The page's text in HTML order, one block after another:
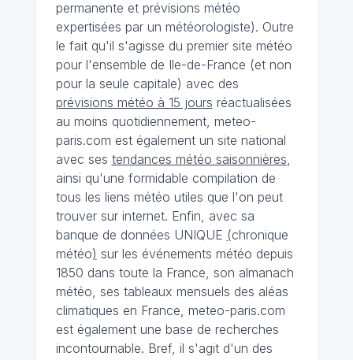
permanente et prévisions météo
expertisées par un météorologiste). Outre
le fait qu'il s'agisse du premier site météo
pour l'ensemble de Ile-de-France (et non
pour la seule capitale) avec des
prévisions météo à 15 jours réactualisées
au moins quotidiennement, meteo-
paris.com est également un site national
avec ses tendances météo saisonnières,
ainsi qu'une formidable compilation de
tous les liens météo utiles que l'on peut
trouver sur internet. Enfin, avec sa
banque de données UNIQUE (chronique
météo) sur les événements météo depuis
1850 dans toute la France, son almanach
météo, ses tableaux mensuels des aléas
climatiques en France, meteo-paris.com
est également une base de recherches
incontournable. Bref, il s'agit d'un des